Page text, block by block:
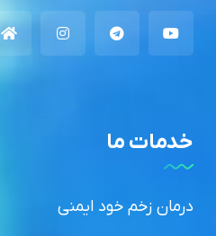
خدمات ما
درمان زخم خود ایمنی